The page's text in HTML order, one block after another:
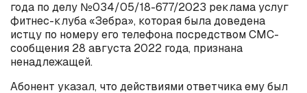
года по делу №034/05/18-677/2023 реклама услуг
фитнес-клуба «Зебра», которая была доведена
истцу по номеру его телефона посредством СМС-
сообщения 28 августа 2022 года, признана
ненадлежащей.
Абонент указал, что действиями ответчика ему был